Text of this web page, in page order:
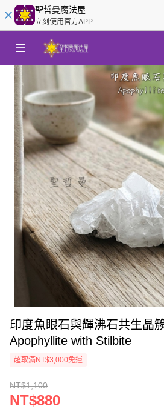
聖哲曼魔法屋
立刻使用官方APP
印度魚眼石與輝沸石共生晶
Apophyllite with Stilbite
超取滿NT$3,000免運
NT$1,100
NT$880